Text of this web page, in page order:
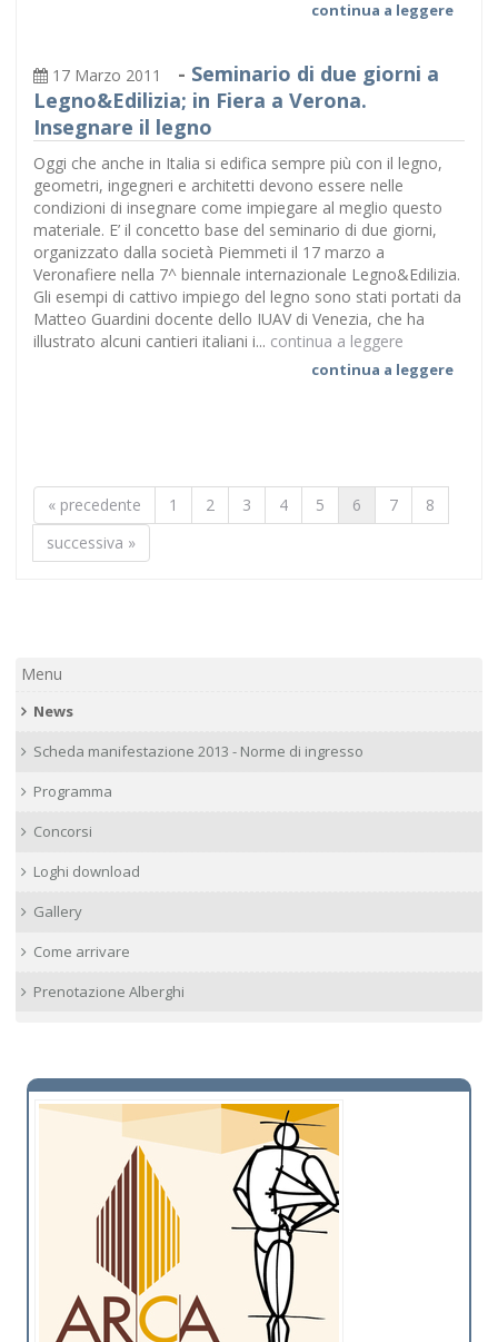
continua a leggere
17 Marzo 2011 - Seminario di due giorni a
Legno&Edilizia; in Fiera a Verona.
Insegnare il legno
Oggi che anche in Italia si edifica sempre più con il legno,
geometri, ingegneri e architetti devono essere nelle
condizioni di insegnare come impiegare al meglio questo
materiale. E’ il concetto base del seminario di due giorni,
organizzato dalla società Piemmeti il 17 marzo a
Veronafiere nella 7^ biennale internazionale Legno&Edilizia.
Gli esempi di cattivo impiego del legno sono stati portati da
Matteo Guardini docente dello IUAV di Venezia, che ha
illustrato alcuni cantieri italiani i... continua a leggere
continua a leggere
« precedente 1 2 3 4 5 6 7
8
successiva »
Menu
News
Scheda manifestazione 2013 - Norme di ingresso
Programma
Concorsi
Loghi download
Gallery
Come arrivare
Prenotazione Alberghi